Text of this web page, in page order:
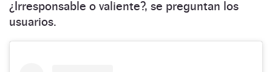
¿Irresponsable o valiente?, se preguntan los
usuarios.